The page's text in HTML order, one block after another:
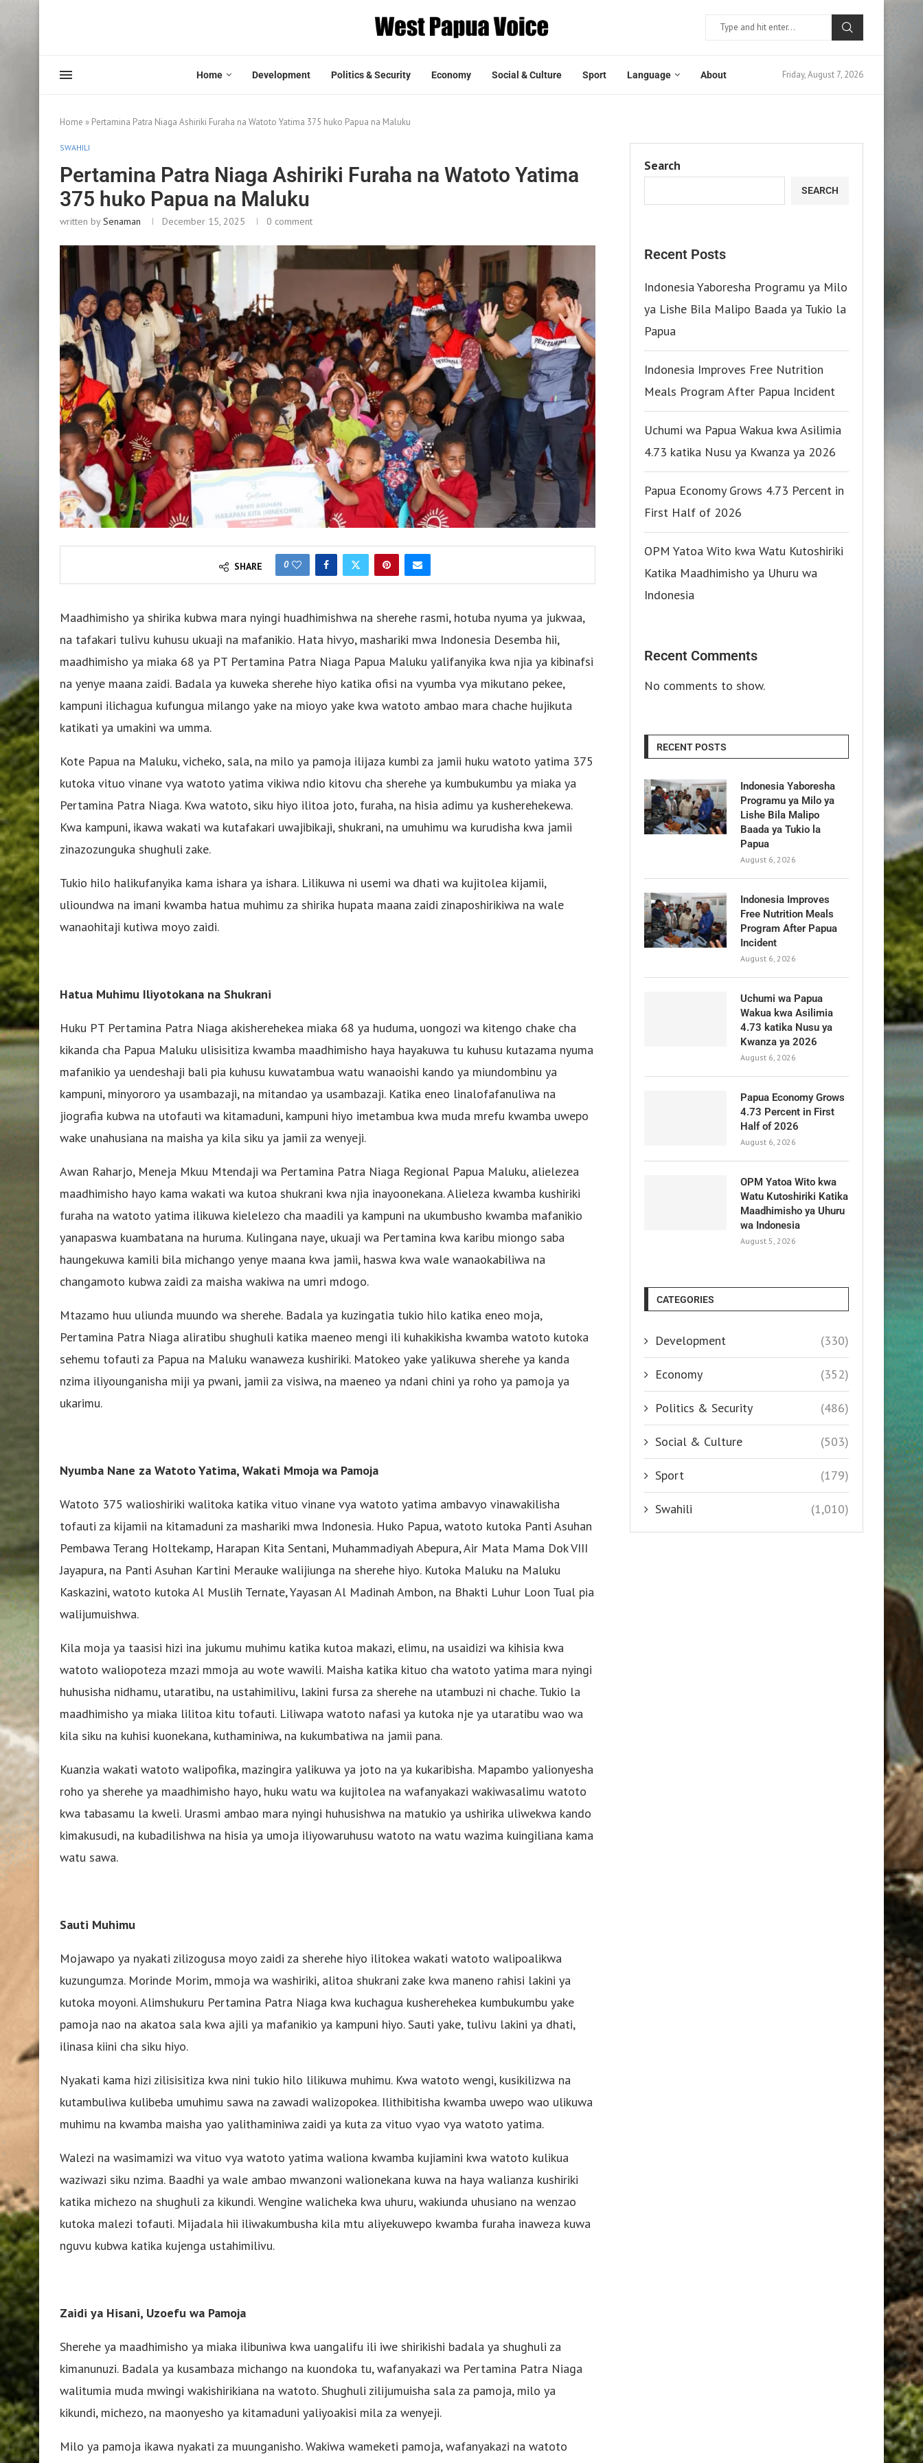
Home Development Politics & Security Economy Social & Culture Sport Language About Friday, August 7, 2026
Home » Pertamina Patra Niaga Ashiriki Furaha na Watoto Yatima 375 huko Papua na Maluku
SWAHILI
Pertamina Patra Niaga Ashiriki Furaha na Watoto Yatima
375 huko Papua na Maluku
written bySenaman December 15, 2025 0 comment
SHARE 0
Maadhimisho ya shirika kubwa mara nyingi huadhimishwa na sherehe rasmi, hotuba nyuma ya jukwaa,
na tafakari tulivu kuhusu ukuaji na mafanikio. Hata hivyo, mashariki mwa Indonesia Desemba hii,
maadhimisho ya miaka 68 ya PT Pertamina Patra Niaga Papua Maluku yalifanyika kwa njia ya kibinafsi
na yenye maana zaidi. Badala ya kuweka sherehe hiyo katika ofisi na vyumba vya mikutano pekee,
kampuni ilichagua kufungua milango yake na mioyo yake kwa watoto ambao mara chache hujikuta
katikati ya umakini wa umma.
Kote Papua na Maluku, vicheko, sala, na milo ya pamoja ilijaza kumbi za jamii huku watoto yatima 375
kutoka vituo vinane vya watoto yatima vikiwa ndio kitovu cha sherehe ya kumbukumbu ya miaka ya
Pertamina Patra Niaga. Kwa watoto, siku hiyo ilitoa joto, furaha, na hisia adimu ya kusherehekewa.
Kwa kampuni, ikawa wakati wa kutafakari uwajibikaji, shukrani, na umuhimu wa kurudisha kwa jamii
zinazozunguka shughuli zake.
Tukio hilo halikufanyika kama ishara ya ishara. Lilikuwa ni usemi wa dhati wa kujitolea kijamii,
ulioundwa na imani kwamba hatua muhimu za shirika hupata maana zaidi zinaposhirikiwa na wale
wanaohitaji kutiwa moyo zaidi.
Hatua Muhimu Iliyotokana na Shukrani
Huku PT Pertamina Patra Niaga akisherehekea miaka 68 ya huduma, uongozi wa kitengo chake cha
kikanda cha Papua Maluku ulisisitiza kwamba maadhimisho haya hayakuwa tu kuhusu kutazama nyuma
mafanikio ya uendeshaji bali pia kuhusu kuwatambua watu wanaoishi kando ya miundombinu ya
kampuni, minyororo ya usambazaji, na mitandao ya usambazaji. Katika eneo linalofafanuliwa na
jiografia kubwa na utofauti wa kitamaduni, kampuni hiyo imetambua kwa muda mrefu kwamba uwepo
wake unahusiana na maisha ya kila siku ya jamii za wenyeji.
Awan Raharjo, Meneja Mkuu Mtendaji wa Pertamina Patra Niaga Regional Papua Maluku, alielezea
maadhimisho hayo kama wakati wa kutoa shukrani kwa njia inayoonekana. Alieleza kwamba kushiriki
furaha na watoto yatima ilikuwa kielelezo cha maadili ya kampuni na ukumbusho kwamba mafanikio
yanapaswa kuambatana na huruma. Kulingana naye, ukuaji wa Pertamina kwa karibu miongo saba
haungekuwa kamili bila michango yenye maana kwa jamii, haswa kwa wale wanaokabiliwa na
changamoto kubwa zaidi za maisha wakiwa na umri mdogo.
Mtazamo huu uliunda muundo wa sherehe. Badala ya kuzingatia tukio hilo katika eneo moja,
Pertamina Patra Niaga aliratibu shughuli katika maeneo mengi ili kuhakikisha kwamba watoto kutoka
sehemu tofauti za Papua na Maluku wanaweza kushiriki. Matokeo yake yalikuwa sherehe ya kanda
nzima iliyounganisha miji ya pwani, jamii za visiwa, na maeneo ya ndani chini ya roho ya pamoja ya
ukarimu.
Nyumba Nane za Watoto Yatima, Wakati Mmoja wa Pamoja
Watoto 375 walioshiriki walitoka katika vituo vinane vya watoto yatima ambavyo vinawakilisha
tofauti za kijamii na kitamaduni za mashariki mwa Indonesia. Huko Papua, watoto kutoka Panti Asuhan
Pembawa Terang Holtekamp, ​​Harapan Kita Sentani, Muhammadiyah Abepura, Air Mata Mama Dok VIII
Jayapura, na Panti Asuhan Kartini Merauke walijiunga na sherehe hiyo. Kutoka Maluku na Maluku
Kaskazini, watoto kutoka Al Muslih Ternate, Yayasan Al Madinah Ambon, na Bhakti Luhur Loon Tual pia
walijumuishwa.
Kila moja ya taasisi hizi ina jukumu muhimu katika kutoa makazi, elimu, na usaidizi wa kihisia kwa
watoto waliopoteza mzazi mmoja au wote wawili. Maisha katika kituo cha watoto yatima mara nyingi
huhusisha nidhamu, utaratibu, na ustahimilivu, lakini fursa za sherehe na utambuzi ni chache. Tukio la
maadhimisho ya miaka lilitoa kitu tofauti. Liliwapa watoto nafasi ya kutoka nje ya utaratibu wao wa
kila siku na kuhisi kuonekana, kuthaminiwa, na kukumbatiwa na jamii pana.
Kuanzia wakati watoto walipofika, mazingira yalikuwa ya joto na ya kukaribisha. Mapambo yalionyesha
roho ya sherehe ya maadhimisho hayo, huku watu wa kujitolea na wafanyakazi wakiwasalimu watoto
kwa tabasamu la kweli. Urasmi ambao mara nyingi huhusishwa na matukio ya ushirika uliwekwa kando
kimakusudi, na kubadilishwa na hisia ya umoja iliyowaruhusu watoto na watu wazima kuingiliana kama
watu sawa.
Sauti Muhimu
Mojawapo ya nyakati zilizogusa moyo zaidi za sherehe hiyo ilitokea wakati watoto walipoalikwa
kuzungumza. Morinde Morim, mmoja wa washiriki, alitoa shukrani zake kwa maneno rahisi lakini ya
kutoka moyoni. Alimshukuru Pertamina Patra Niaga kwa kuchagua kusherehekea kumbukumbu yake
pamoja nao na akatoa sala kwa ajili ya mafanikio ya kampuni hiyo. Sauti yake, tulivu lakini ya dhati,
ilinasa kiini cha siku hiyo.
Nyakati kama hizi zilisisitiza kwa nini tukio hilo lilikuwa muhimu. Kwa watoto wengi, kusikilizwa na
kutambuliwa kulibeba umuhimu sawa na zawadi walizopokea. Ilithibitisha kwamba uwepo wao ulikuwa
muhimu na kwamba maisha yao yalithaminiwa zaidi ya kuta za vituo vyao vya watoto yatima.
Walezi na wasimamizi wa vituo vya watoto yatima waliona kwamba kujiamini kwa watoto kulikua
waziwazi siku nzima. Baadhi ya wale ambao mwanzoni walionekana kuwa na haya walianza kushiriki
katika michezo na shughuli za kikundi. Wengine walicheka kwa uhuru, wakiunda uhusiano na wenzao
kutoka malezi tofauti. Mijadala hii iliwakumbusha kila mtu aliyekuwepo kwamba furaha inaweza kuwa
nguvu kubwa katika kujenga ustahimilivu.
Zaidi ya Hisani, Uzoefu wa Pamoja
Sherehe ya maadhimisho ya miaka ilibuniwa kwa uangalifu ili iwe shirikishi badala ya shughuli za
kimanunuzi. Badala ya kusambaza michango na kuondoka tu, wafanyakazi wa Pertamina Patra Niaga
walitumia muda mwingi wakishirikiana na watoto. Shughuli zilijumuisha sala za pamoja, milo ya
kikundi, michezo, na maonyesho ya kitamaduni yaliyoakisi mila za wenyeji.
Milo ya pamoja ikawa nyakati za muunganisho. Wakiwa wameketi pamoja, wafanyakazi na watoto
Search
SEARCH
Recent Posts
Indonesia Yaboresha Programu ya Milo
ya Lishe Bila Malipo Baada ya Tukio la
Papua
Indonesia Improves Free Nutrition
Meals Program After Papua Incident
Uchumi wa Papua Wakua kwa Asilimia
4.73 katika Nusu ya Kwanza ya 2026
Papua Economy Grows 4.73 Percent in
First Half of 2026
OPM Yatoa Wito kwa Watu Kutoshiriki
Katika Maadhimisho ya Uhuru wa
Indonesia
Recent Comments
No comments to show.
RECENT POSTS
Indonesia Yaboresha
Programu ya Milo ya
Lishe Bila Malipo
Baada ya Tukio la
Papua
August 6, 2026
Indonesia Improves
Free Nutrition Meals
Program After Papua
Incident
August 6, 2026
Uchumi wa Papua
Wakua kwa Asilimia
4.73 katika Nusu ya
Kwanza ya 2026
August 6, 2026
Papua Economy Grows
4.73 Percent in First
Half of 2026
August 6, 2026
OPM Yatoa Wito kwa
Watu Kutoshiriki Katika
Maadhimisho ya Uhuru
wa Indonesia
August 5, 2026
CATEGORIES
Development (330)
Economy (352)
Politics & Security (486)
Social & Culture (503)
Sport (179)
Swahili (1,010)